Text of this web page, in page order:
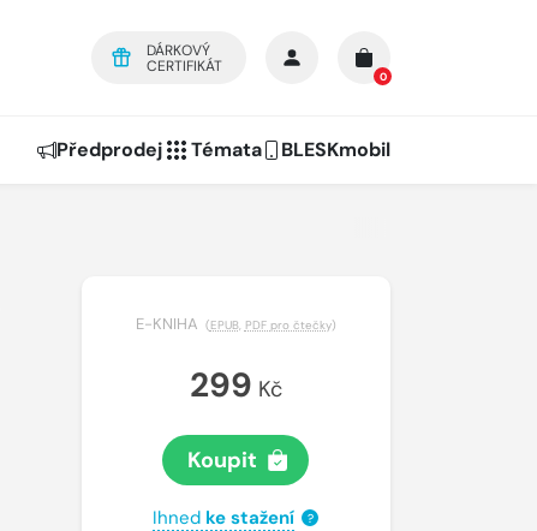
DÁRKOVÝ
CERTIFIKÁT
0
Předprodej Témata BLESKmobil
E-KNIHA (EPUB, PDF pro čtečky)
299 Kč
Koupit
Ihned ke stažení ?